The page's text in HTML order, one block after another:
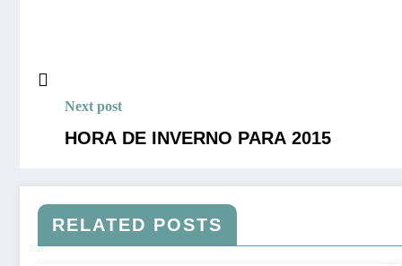
Next post
HORA DE INVERNO PARA 2015
RELATED POSTS